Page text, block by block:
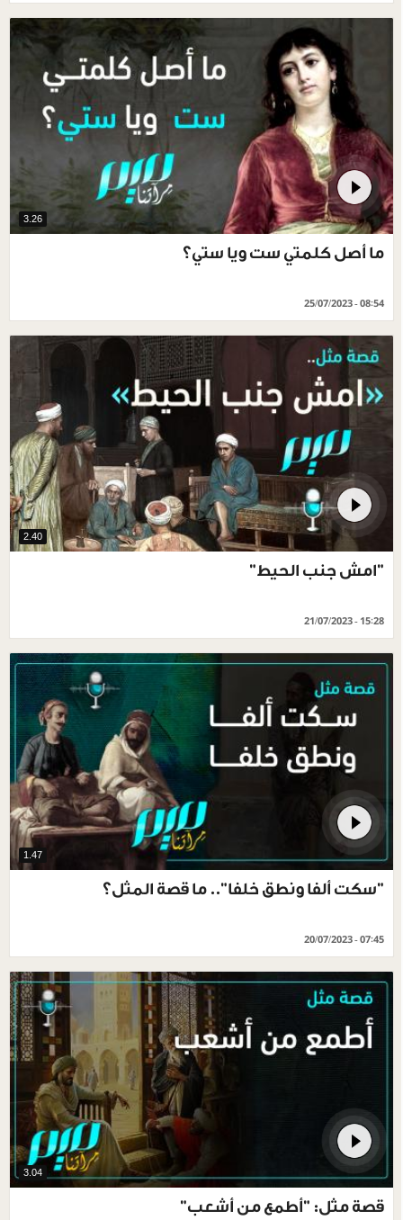
3.26
ما أصل كلمتي ست ويا ستي؟
25/07/2023 - 08:54
2.40
"امش جنب الحيط"
21/07/2023 - 15:28
1.47
"سكت ألفا ونطق خلفا".. ما قصة المثل؟
20/07/2023 - 07:45
3.04
قصة مثل: "أطمع من أشعب"